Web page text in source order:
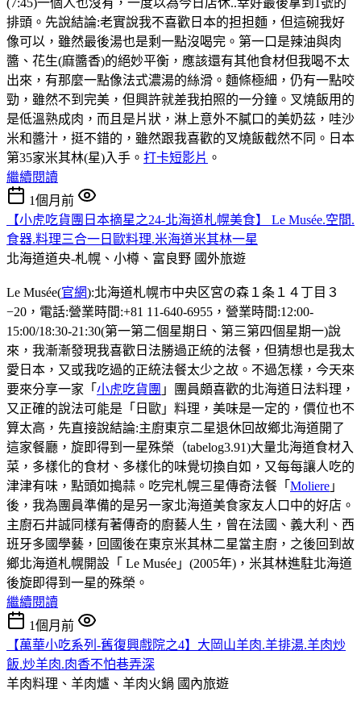
排頭。先說結論:老實說我不喜歡日本的担担麵，但這碗我好
像可以，雖然最後湯也是剩一點沒喝完。第一口是辣油與肉
醬、花生(麻醬香)的絕妙平衡，應該還有其他食材但我喝不太
出來，有那麼一點像法式濃湯的絲滑。麵條極細，仍有一點咬
勁，雖然不到完美，但興許就差我拍照的一分鐘。叉燒飯用的
是低溫熟成肉，而且是片狀，淋上意外不膩口的美奶茲，哇沙
米和醬汁，挺不錯的，雖然跟我喜歡的叉燒飯截然不同。日本
第35家米其林(星)入手。 打卡短影片 。
繼續閱讀
1個月前
【小虎吃貨團日本摘星之24-北海道札幌美食】 Le Musée.空間.
食器.料理三合一日歐料理.米海道米其林一星
北海道道央-札幌、小樽、富良野 國外旅遊
Le Musée(官網):北海道札幌市中央区宮の森１条１４丁目３
−20，電話:營業時間:+81 11-640-6955，營業時間:12:00-
15:00/18:30-21:30(第一第二個星期日、第三第四個星期一)說
來，我漸漸發現我喜歡日法勝過正統的法餐，但猜想也是我太
愛日本，又或我吃過的正統法餐太少之故。不過怎樣，今天來
要來分享一家「 小虎吃貨團 」團員頗喜歡的北海道日法料理，
又正確的說法可能是「日歐」料理，美味是一定的，價位也不
算太高，先直接說結論:主廚東京二星退休回故鄉北海道開了
這家餐廳，旋即得到一星殊榮（tabelog3.91)大量北海道食材入
菜，多樣化的食材、多樣化的味覺切換自如，又每每讓人吃的
津津有味，點頭如搗蒜。吃完札幌三星傳奇法餐「 Moliere 」
後，我為團員準備的是另一家北海道美食家友人口中的好店。
主廚石井誠同樣有著傳奇的廚藝人生，曾在法國、義大利、西
班牙多國學藝，回國後在東京米其林二星當主廚，之後回到故
鄉北海道札幌開設「 Le Musée」(2005年)，米其林進駐北海道
後旋即得到一星的殊榮。
繼續閱讀
1個月前
【萬華小吃系列-舊復興戲院之4】大岡山羊肉.羊排湯.羊肉炒
飯.炒羊肉.肉香不怕巷弄深
羊肉料理、羊肉爐、羊肉火鍋 國內旅遊